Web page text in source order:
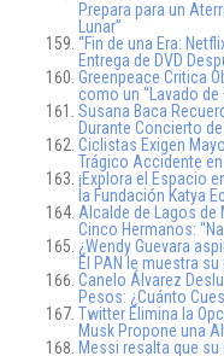
Prepara para un
Lunar”
“Fin de una Era:
Entrega de DVD
Greenpeace Critica
como un “Lavado de
Susana Baca
Durante Concierto
Ciclistas Exigen
Trágico Accidente
¡Explora el Espacio
la Fundación Katya
Alcalde de Lagos de
Cinco Hermanos:
¿Wendy Guevara
El PAN le muestra
Canelo Álvarez
Pesos: ¿Cuánto
Twitter Elimina la
Musk Propone una
Messi resalta que